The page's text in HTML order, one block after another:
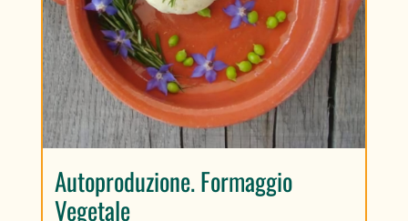
Autoproduzione. Formaggio
Vegetale